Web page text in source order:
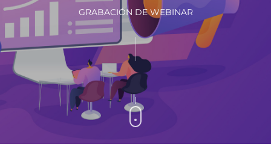
GRABACIÓN DE WEBINAR